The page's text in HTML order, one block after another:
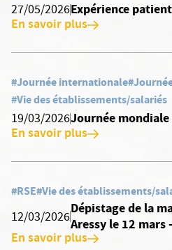
27/05/2026Expérience patient
En savoir plus
#Journée internationale
#Vie des établissements/salariés
19/03/2026Journée
En savoir plus
#RSE#Vie des établissements/
12/03/2026
Dépistage de la
Aressy le 12
En savoir plus